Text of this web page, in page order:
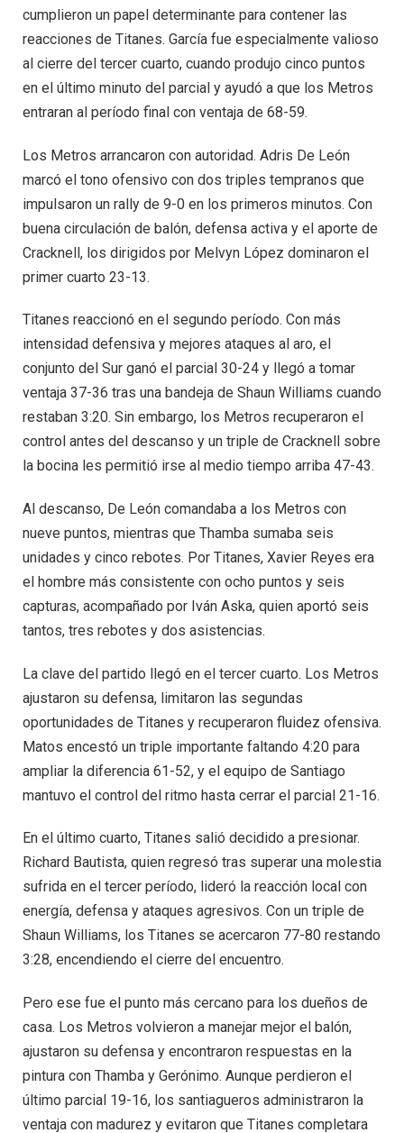
cumplieron un papel determinante para contener las
reacciones de Titanes. García fue especialmente valioso
al cierre del tercer cuarto, cuando produjo cinco puntos
en el último minuto del parcial y ayudó a que los Metros
entraran al período final con ventaja de 68-59.
Los Metros arrancaron con autoridad. Adris De León
marcó el tono ofensivo con dos triples tempranos que
impulsaron un rally de 9-0 en los primeros minutos. Con
buena circulación de balón, defensa activa y el aporte de
Cracknell, los dirigidos por Melvyn López dominaron el
primer cuarto 23-13.
Titanes reaccionó en el segundo período. Con más
intensidad defensiva y mejores ataques al aro, el
conjunto del Sur ganó el parcial 30-24 y llegó a tomar
ventaja 37-36 tras una bandeja de Shaun Williams cuando
restaban 3:20. Sin embargo, los Metros recuperaron el
control antes del descanso y un triple de Cracknell sobre
la bocina les permitió irse al medio tiempo arriba 47-43.
Al descanso, De León comandaba a los Metros con
nueve puntos, mientras que Thamba sumaba seis
unidades y cinco rebotes. Por Titanes, Xavier Reyes era
el hombre más consistente con ocho puntos y seis
capturas, acompañado por Iván Aska, quien aportó seis
tantos, tres rebotes y dos asistencias.
La clave del partido llegó en el tercer cuarto. Los Metros
ajustaron su defensa, limitaron las segundas
oportunidades de Titanes y recuperaron fluidez ofensiva.
Matos encestó un triple importante faltando 4:20 para
ampliar la diferencia 61-52, y el equipo de Santiago
mantuvo el control del ritmo hasta cerrar el parcial 21-16.
En el último cuarto, Titanes salió decidido a presionar.
Richard Bautista, quien regresó tras superar una molestia
sufrida en el tercer período, lideró la reacción local con
energía, defensa y ataques agresivos. Con un triple de
Shaun Williams, los Titanes se acercaron 77-80 restando
3:28, encendiendo el cierre del encuentro.
Pero ese fue el punto más cercano para los dueños de
casa. Los Metros volvieron a manejar mejor el balón,
ajustaron su defensa y encontraron respuestas en la
pintura con Thamba y Gerónimo. Aunque perdieron el
último parcial 19-16, los santiagueros administraron la
ventaja con madurez y evitaron que Titanes completara